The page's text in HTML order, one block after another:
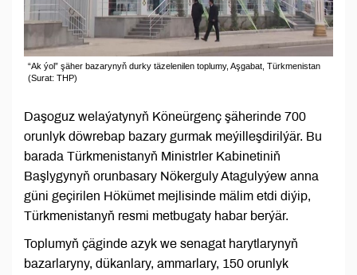
“Ak ýol” şäher bazarynyň durky täzelenilen toplumy, Aşgabat, Türkmenistan
(Surat: THP)
Daşoguz welaýatynyň Köneürgenç şäherinde 700
orunlyk döwrebap bazary gurmak meýilleşdirilýär. Bu
barada Türkmenistanyň Ministrler Kabinetiniň
Başlygynyň orunbasary Nökerguly Atagulyýew anna
güni geçirilen Hökümet mejlisinde mälim etdi diýip,
Türkmenistanyň resmi metbugaty habar berýär.
Toplumyň çäginde azyk we senagat harytlarynyň
bazarlaryny, dükanlary, ammarlary, 150 orunlyk